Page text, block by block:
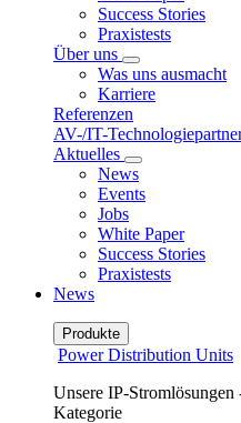
Success Stories
Praxistests
Über uns
Was uns ausmacht
Karriere
Referenzen
AV-/IT-
Aktuelles
News
Events
Jobs
White Paper
Success Stories
Praxistests
News
Produkte
Power Distribution Units
Unsere IP-Stromlösungen
Kategorie